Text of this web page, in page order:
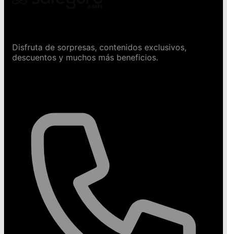
Disfruta de sorpresas, contenidos exclusivos,
descuentos y muchos más beneficios.